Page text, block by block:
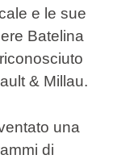
e le sue
Batelina
& Millau.
una
di